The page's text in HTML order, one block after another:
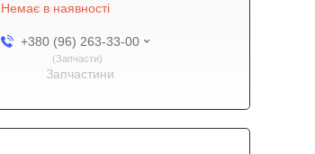
Немає в наявності
+380 (96) 263-33-00
Запчасти
Запчастини